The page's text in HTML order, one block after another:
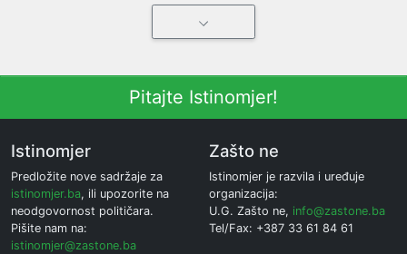
Pitajte Istinomjer!
Istinomjer
Predložite nove sadržaje za
istinomjer.ba, ili upozorite na
neodgovornost političara.
Pišite nam na:
istinomjer@zastone.ba
Zašto ne
Istinomjer je razvila i uređuje
organizacija:
U.G. Zašto ne, info@zastone.ba
Tel/Fax: +387 33 61 84 61